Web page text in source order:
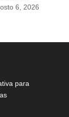
6, 2026
para